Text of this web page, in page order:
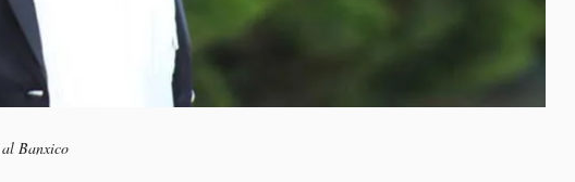
Banxico